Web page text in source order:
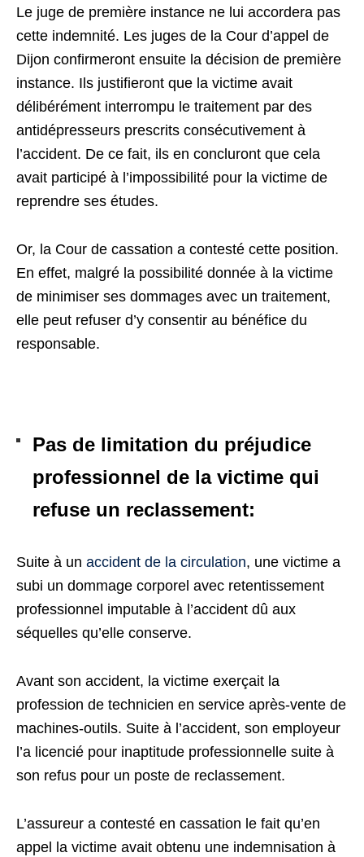
Le juge de première instance ne lui accordera pas
cette indemnité. Les juges de la Cour d’appel de
Dijon confirmeront ensuite la décision de première
instance. Ils justifieront que la victime avait
délibérément interrompu le traitement par des
antidépresseurs prescrits consécutivement à
l’accident. De ce fait, ils en concluront que cela
avait participé à l’impossibilité pour la victime de
reprendre ses études.
Or, la Cour de cassation a contesté cette position.
En effet, malgré la possibilité donnée à la victime
de minimiser ses dommages avec un traitement,
elle peut refuser d’y consentir au bénéfice du
responsable.
Pas de limitation du préjudice
professionnel de la victime qui
refuse un reclassement:
Suite à un accident de la circulation, une victime a
subi un dommage corporel avec retentissement
professionnel imputable à l’accident dû aux
séquelles qu’elle conserve.
Avant son accident, la victime exerçait la
profession de technicien en service après-vente de
machines-outils. Suite à l’accident, son employeur
l’a licencié pour inaptitude professionnelle suite à
son refus pour un poste de reclassement.
L’assureur a contesté en cassation le fait qu’en
appel la victime avait obtenu une indemnisation à